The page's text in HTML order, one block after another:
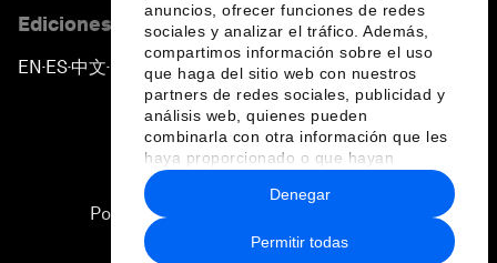
anuncios, ofrecer funciones de redes
sociales y analizar el tráfico. Además,
compartimos información sobre el uso
que haga del sitio web con nuestros
partners de redes sociales, publicidad y
análisis web, quienes pueden
combinarla con otra información que les
haya proporcionado o que hayan
recopilado a partir del uso que haya
hecho de sus servicios.
Permitir todas
Denegar
Ediciones en otros idiomas
EN ▪ ES▪中文▪ 日本語
Política de privacidad y normas de uso